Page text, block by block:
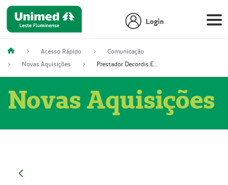
Login
Acesso Rápido
Comunicação
Novas Aquisições
Prestador Decordis Exames Cardiológicos LTDA (51004346-0)
Novas Aquisições